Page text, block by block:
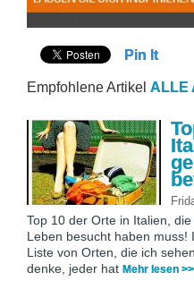
Pin It
Empfohlene Artikel ALLE
Top 10 der Orte in Italien,
Leben besucht haben muss!
Liste von Orten, die ich
denke, jeder hat Mehr lesen >>